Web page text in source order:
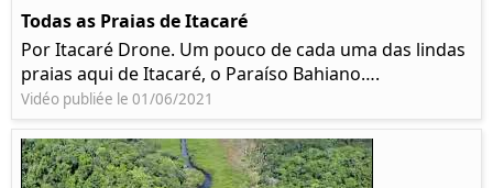
Todas as Praias de Itacaré
Por Itacaré Drone. Um pouco de cada uma das lindas
praias aqui de Itacaré, o Paraíso Bahiano….
Vidéo publiée le 01/06/2021